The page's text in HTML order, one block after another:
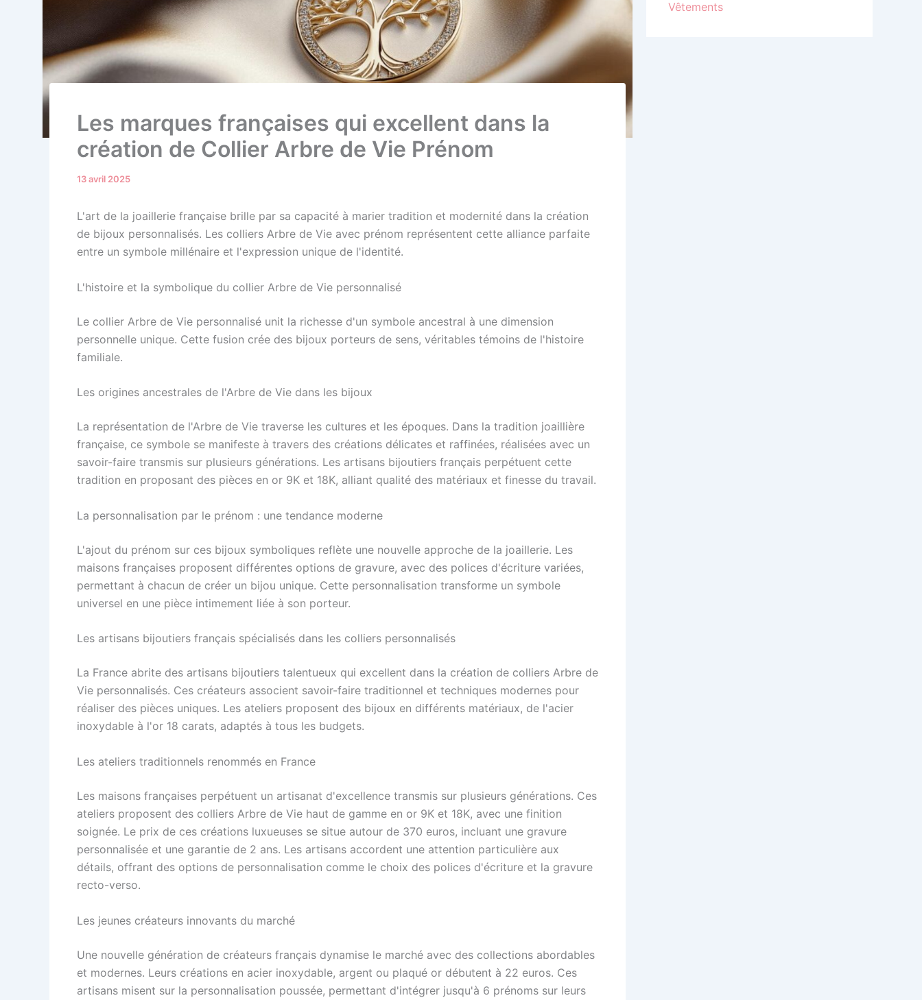
Les marques françaises qui excellent dans la
création de Collier Arbre de Vie Prénom
13 avril 2025
L'art de la joaillerie française brille par sa capacité à marier tradition et modernité dans la création
de bijoux personnalisés. Les colliers Arbre de Vie avec prénom représentent cette alliance parfaite
entre un symbole millénaire et l'expression unique de l'identité.
L'histoire et la symbolique du collier Arbre de Vie personnalisé
Le collier Arbre de Vie personnalisé unit la richesse d'un symbole ancestral à une dimension
personnelle unique. Cette fusion crée des bijoux porteurs de sens, véritables témoins de l'histoire
familiale.
Les origines ancestrales de l'Arbre de Vie dans les bijoux
La représentation de l'Arbre de Vie traverse les cultures et les époques. Dans la tradition joaillière
française, ce symbole se manifeste à travers des créations délicates et raffinées, réalisées avec un
savoir-faire transmis sur plusieurs générations. Les artisans bijoutiers français perpétuent cette
tradition en proposant des pièces en or 9K et 18K, alliant qualité des matériaux et finesse du travail.
La personnalisation par le prénom : une tendance moderne
L'ajout du prénom sur ces bijoux symboliques reflète une nouvelle approche de la joaillerie. Les
maisons françaises proposent différentes options de gravure, avec des polices d'écriture variées,
permettant à chacun de créer un bijou unique. Cette personnalisation transforme un symbole
universel en une pièce intimement liée à son porteur.
Les artisans bijoutiers français spécialisés dans les colliers personnalisés
La France abrite des artisans bijoutiers talentueux qui excellent dans la création de colliers Arbre de
Vie personnalisés. Ces créateurs associent savoir-faire traditionnel et techniques modernes pour
réaliser des pièces uniques. Les ateliers proposent des bijoux en différents matériaux, de l'acier
inoxydable à l'or 18 carats, adaptés à tous les budgets.
Les ateliers traditionnels renommés en France
Les maisons françaises perpétuent un artisanat d'excellence transmis sur plusieurs générations. Ces
ateliers proposent des colliers Arbre de Vie haut de gamme en or 9K et 18K, avec une finition
soignée. Le prix de ces créations luxueuses se situe autour de 370 euros, incluant une gravure
personnalisée et une garantie de 2 ans. Les artisans accordent une attention particulière aux
détails, offrant des options de personnalisation comme le choix des polices d'écriture et la gravure
recto-verso.
Les jeunes créateurs innovants du marché
Une nouvelle génération de créateurs français dynamise le marché avec des collections abordables
et modernes. Leurs créations en acier inoxydable, argent ou plaqué or débutent à 22 euros. Ces
artisans misent sur la personnalisation poussée, permettant d'intégrer jusqu'à 6 prénoms sur leurs
Vêtements